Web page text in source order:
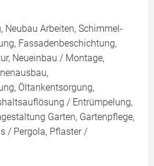
Neubau Arbeiten, Schimmel-
Fassadenbeschichtung,
Neueinbau / Montage,
Öltankentsorgung,
/ Entrümpelung,
Garten, Gartenpflege,
/ Pergola, Pflaster /